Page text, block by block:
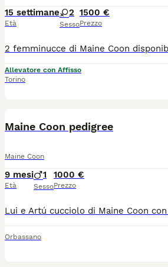
15 settimane
Età
2
Sesso
1500 €
Prezzo
Allevatore con Affisso
Torino
Maine Coon pedigree
Maine Coon
9 mesi
Età
1
Sesso
1000 €
Prezzo
Orbassano